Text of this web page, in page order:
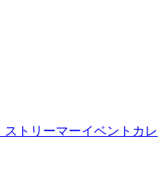
トリーマーイベントカレ